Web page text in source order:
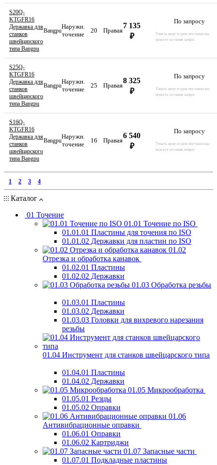
S20Q-
KTGFR16
Державка для
станков
швейцарского
типа Bangpu
Bangpu
Наружн.
точение
20 Правая
7 135
₽
По запросу
Узнать цену и срок поставки вы
можете оставив запрос
S25Q-
KTGFR16
Державка для
станков
швейцарского
типа Bangpu
Bangpu
Наружн.
точение
25 Правая
8 325
₽
По запросу
Узнать цену и срок поставки вы
можете оставив запрос
S16Q-
KTGFR16
Державка для
станков
швейцарского
типа Bangpu
Bangpu
Наружн.
точение
16 Правая
6 540
₽
По запросу
Узнать цену и срок поставки вы
можете оставив запрос
1 2 3 4
Каталог
01 Точение
01.01 Точение по ISO
01.01.01 Пластины для точения по ISO
01.01.02 Державки для пластин по ISO
01.02
Отрезка и обработка канавок
01.02.01 Пластины
01.02.02 Державки
01.03 Обработка резьбы
01.03.01 Пластины
01.03.02 Державки
01.03.03 Головки для вихревого нарезания
резьбы
01.04 Инструмент для станков швейцарского типа
01.04.01 Пластины
01.04.02 Державки
01.05 Микрообработка
01.05.01 Резцы
01.05.02 Оправки
01.06
Антивибрационные оправки
01.06.01 Оправки
01.06.02 Картриджи
01.07 Запасные части
01.07.01 Подкладные пластины